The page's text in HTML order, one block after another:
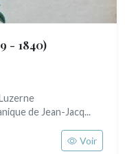
- 1840)
de Jean-Jacq...
Voir